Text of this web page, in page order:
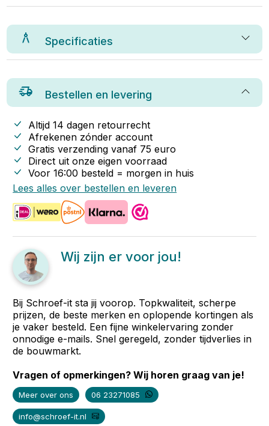
Specificaties
Bestellen en levering
Altijd 14 dagen retourrecht
Afrekenen zónder account
Gratis verzending vanaf 75 euro
Direct uit onze eigen voorraad
Voor 16:00 besteld = morgen in huis
Lees alles over bestellen en leveren
Wij zijn er voor jou!
Bij Schroef-it sta jij voorop. Topkwaliteit, scherpe
prijzen, de beste merken en oplopende kortingen als
je vaker besteld. Een fijne winkelervaring zonder
onnodige e-mails. Snel geregeld, zonder tijdverlies in
de bouwmarkt.
Vragen of opmerkingen? Wij horen graag van je!
Meer over ons 06 23271085
info@schroef-it.nl